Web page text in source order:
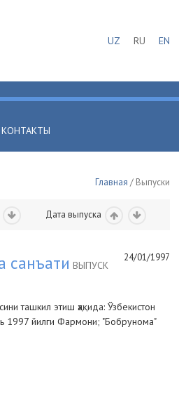
UZ RU EN
КОНТАКТЫ
Главная / Выпуски
Дата выпуска
24/01/1997
санъати ВЫПУСК
ташкил этиш ҳақида: Ўзбекистон
1997 йилги Фармони; "Бобрунома"